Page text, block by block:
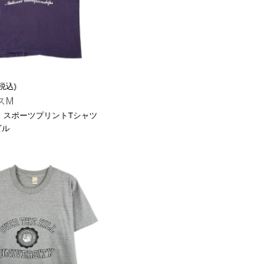
込)
M
スポーツプリントTシャツ
ル